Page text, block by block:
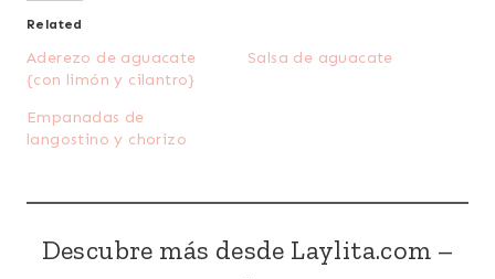
Related
Aderezo de aguacate
{con limón y cilantro}
Salsa de aguacate
Empanadas de
langostino y chorizo
Descubre más desde Laylita.com –